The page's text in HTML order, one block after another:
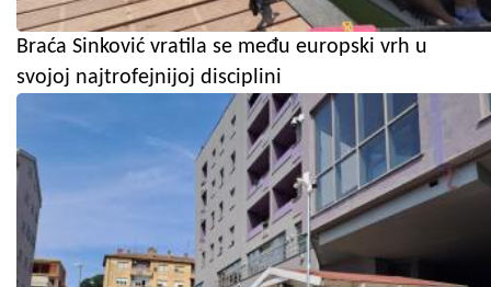
Braća Sinković vratila se među europski vrh u
svojoj najtrofejnijoj disciplini